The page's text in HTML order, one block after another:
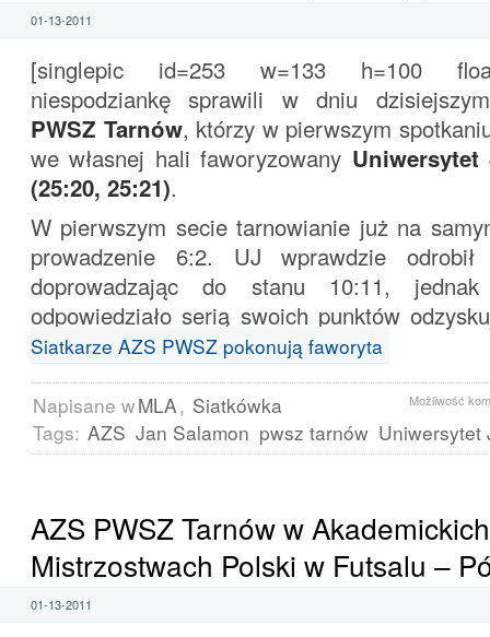
01-13-2011
[singlepic id=253 w=133 h=100
niespodziankę sprawili w dniu
PWSZ Tarnów, którzy w pierwszym
we własnej hali faworyzowany
(25:20, 25:21).
W pierwszym secie tarnowianie już na
prowadzenie 6:2. UJ wprawdzie
doprowadzając do stanu 10:11,
odpowiedziało serią swoich punktów
Siatkarze AZS PWSZ pokonują faworyta
Możliwość
Napisane wMLA, Siatkówka
Tags: AZS Jan Salamon pwsz tarnów Uniwersytet
AZS PWSZ Tarnów w Akademickich
Mistrzostwach Polski w Futsalu –
01-13-2011